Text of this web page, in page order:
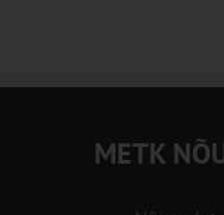
METK